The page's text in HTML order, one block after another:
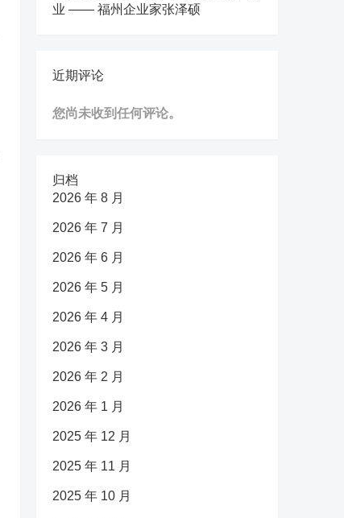
业 —— 福州企业家张泽硕
近期评论
您尚未收到任何评论。
归档
2026 年 8 月
2026 年 7 月
2026 年 6 月
2026 年 5 月
2026 年 4 月
2026 年 3 月
2026 年 2 月
2026 年 1 月
2025 年 12 月
2025 年 11 月
2025 年 10 月